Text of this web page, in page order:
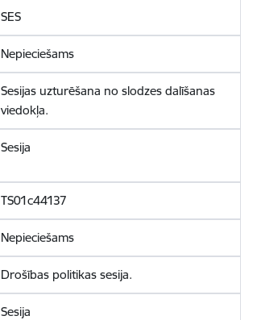
SES
Nepieciešams
Sesijas uzturēšana no slodzes dalīšanas
viedokļa.
Sesija
TS01c44137
Nepieciešams
Drošības politikas sesija.
Sesija